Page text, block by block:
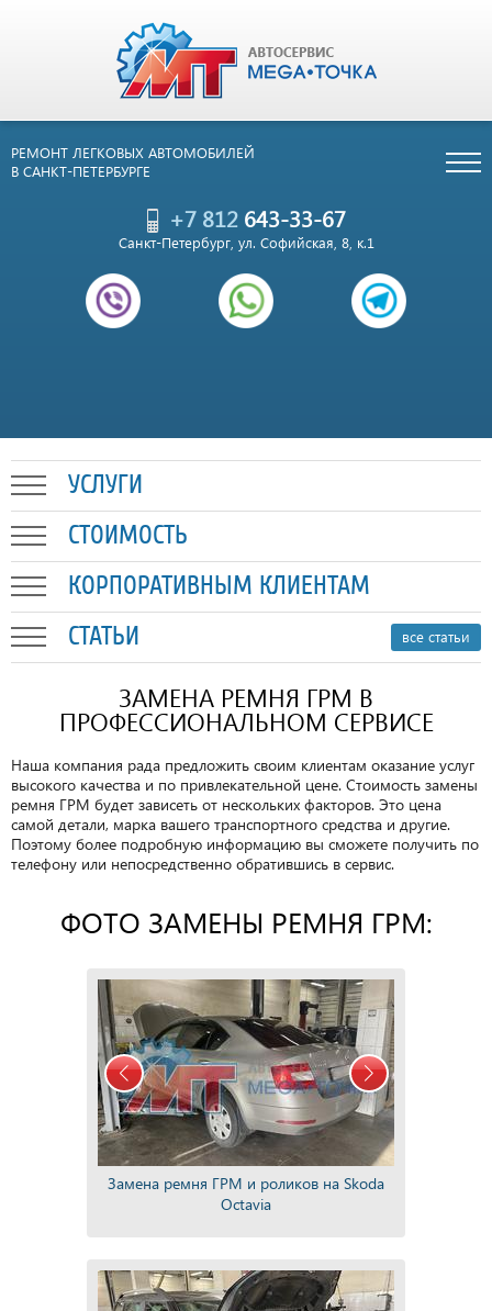
РЕМОНТ ЛЕГКОВЫХ АВТОМОБИЛЕЙ
В САНКТ-ПЕТЕРБУРГЕ
+7 812643-33-67
Санкт-Петербург, ул. Софийская, 8, к.1
УСЛУГИ
СТОИМОСТЬ
КОРПОРАТИВНЫМ КЛИЕНТАМ
СТАТЬИ
все статьи
ЗАМЕНА РЕМНЯ ГРМ В
ПРОФЕССИОНАЛЬНОМ СЕРВИСЕ
Наша компания рада предложить своим клиентам оказание услуг
высокого качества и по привлекательной цене. Стоимость замены
ремня ГРМ будет зависеть от нескольких факторов. Это цена
самой детали, марка вашего транспортного средства и другие.
Поэтому более подробную информацию вы сможете получить по
телефону или непосредственно обратившись в сервис.
ФОТО ЗАМЕНЫ РЕМНЯ ГРМ:
Замена ремня ГРМ и роликов на Skoda
Octavia